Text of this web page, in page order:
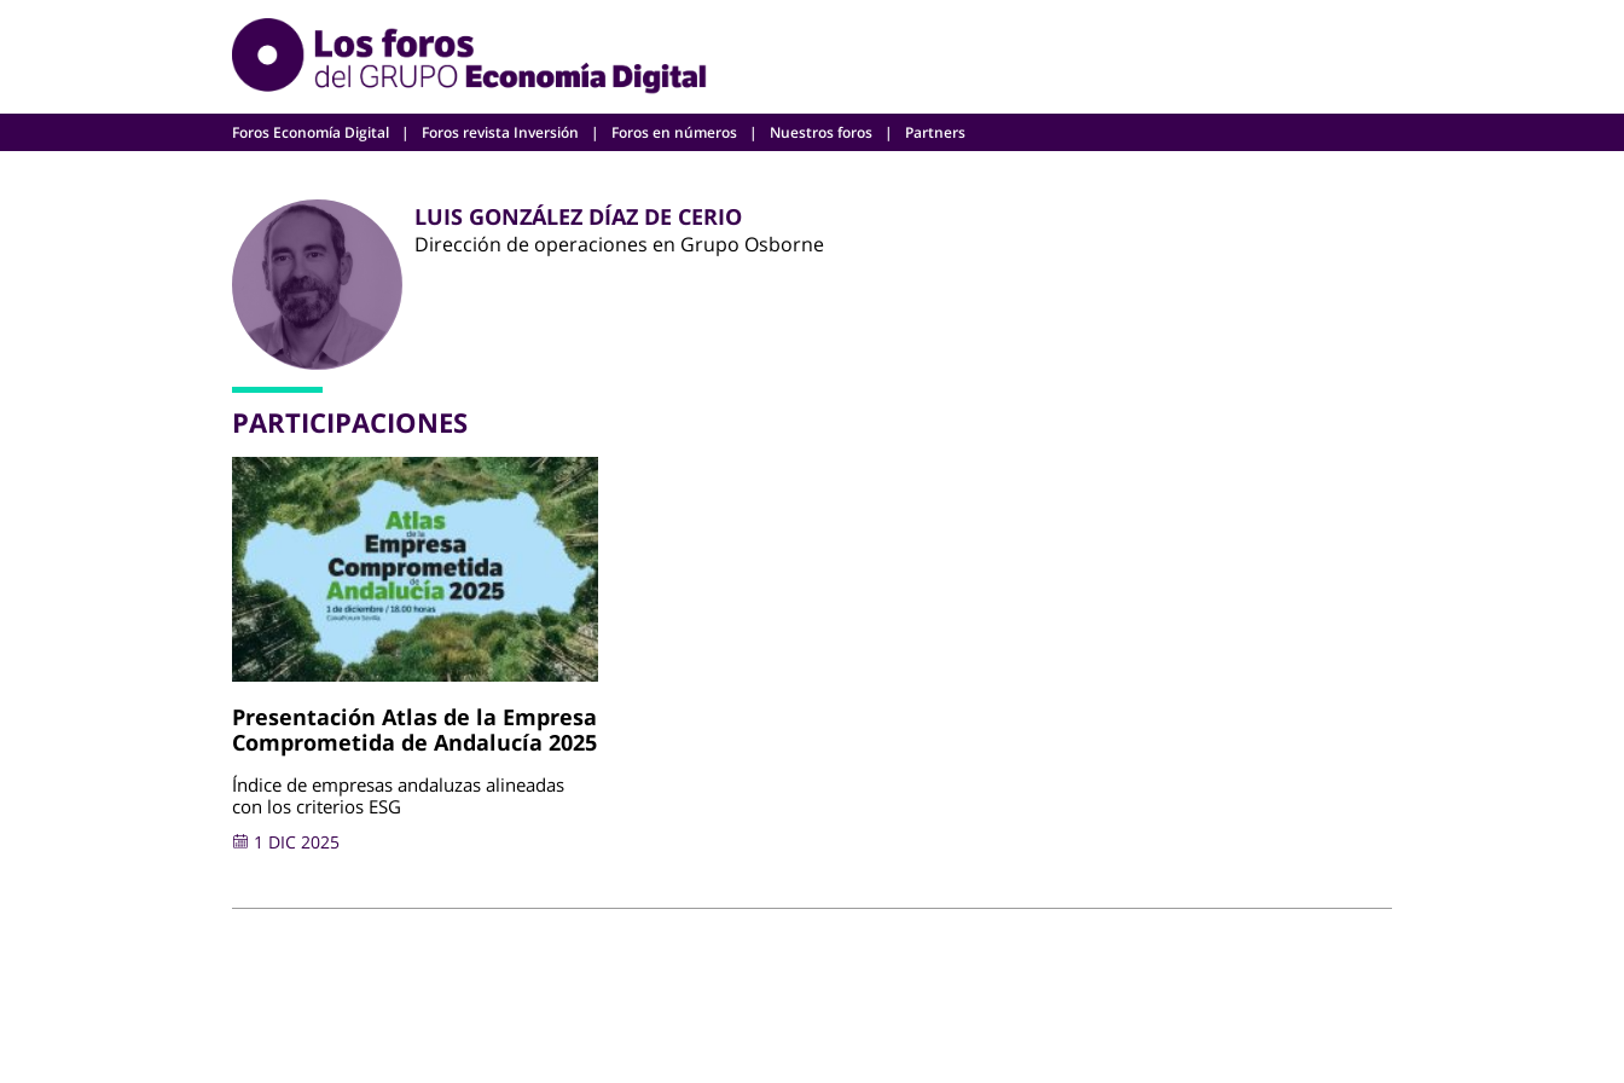
Foros Economía Digital Foros revista Inversión Foros en números Nuestros foros Partners
LUIS GONZÁLEZ DÍAZ DE CERIO
Dirección de operaciones en Grupo Osborne
PARTICIPACIONES
Presentación Atlas de la Empresa
Comprometida de Andalucía 2025
Índice de empresas andaluzas alineadas
con los criterios ESG
1 DIC 2025